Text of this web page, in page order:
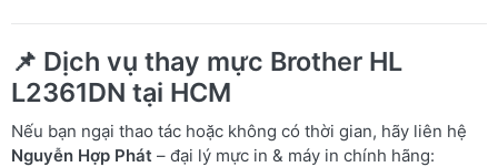
📌 Dịch vụ thay mực Brother HL
L2361DN tại HCM
Nếu bạn ngại thao tác hoặc không có thời gian, hãy liên hệ
Nguyễn Hợp Phát – đại lý mực in & máy in chính hãng: